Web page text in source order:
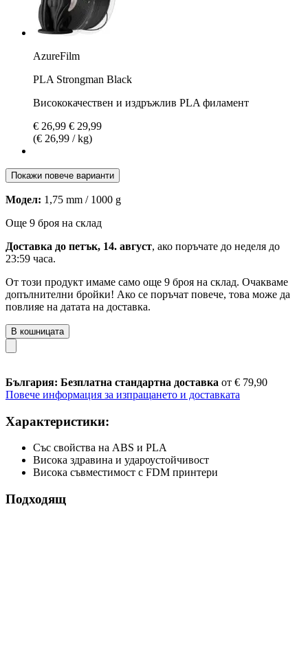
AzureFilm
PLA Strongman Black
Висококачествен и издръжлив PLA филамент
€ 26,99 € 29,99
(€ 26,99 / kg)
Покажи повече варианти
Модел: 1,75 mm / 1000 g
Още 9 броя на склад
Доставка до петък, 14. август, ако поръчате до неделя до
23:59 часа.
От този продукт имаме само още 9 броя на склад. Очакваме
допълнителни бройки! Ако се поръчат повече, това може да
повлияе на датата на доставка.
В кошницата
България: Безплатна стандартна доставка от € 79,90
Повече информация за изпращането и доставката
Характеристики:
Със свойства на ABS и PLA
Висока здравина и удароустойчивост
Висока съвместимост с FDM принтери
Подходящ